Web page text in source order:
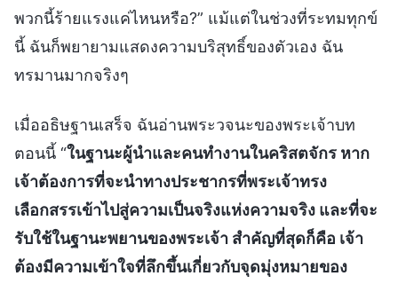
พวกนี้ร้ายแรงแค่ไหนหรือ?” แม้แต่ในช่วงที่ระทมทุกข์
นี้ ฉันก็พยายามแสดงความบริสุทธิ์ของตัวเอง ฉัน
ทรมานมากจริงๆ
เมื่ออธิษฐานเสร็จ ฉันอ่านพระวจนะของพระเจ้าบท
ตอนนี้ “ในฐานะผู้นำและคนทำงานในคริสตจักร หาก
เจ้าต้องการที่จะนำทางประชากรที่พระเจ้าทรง
เลือกสรรเข้าไปสู่ความเป็นจริงแห่งความจริง และที่จะ
รับใช้ในฐานะพยานของพระเจ้า สำคัญที่สุดก็คือ เจ้า
ต้องมีความเข้าใจที่ลึกขึ้นเกี่ยวกับจุดมุ่งหมายของ